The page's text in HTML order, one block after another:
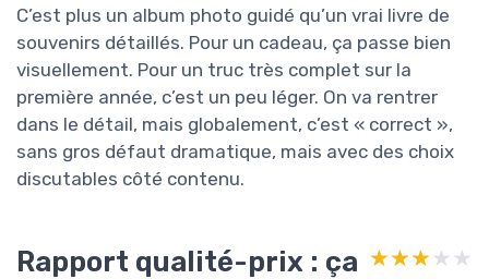
C’est plus un album photo guidé qu’un vrai livre de
souvenirs détaillés. Pour un cadeau, ça passe bien
visuellement. Pour un truc très complet sur la
première année, c’est un peu léger. On va rentrer
dans le détail, mais globalement, c’est « correct »,
sans gros défaut dramatique, mais avec des choix
discutables côté contenu.
Rapport qualité-prix : ça ★★★★★
★★★★★